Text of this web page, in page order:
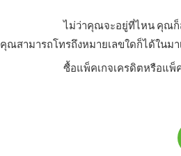
ไม่ว่าคุณจะอยู่ที่ไหน คุณก็
คุณสามารถโทรถึงหมายเลขใดก็ได้ในม
ซื้อแพ็คเกจเครดิตหรือแพ็